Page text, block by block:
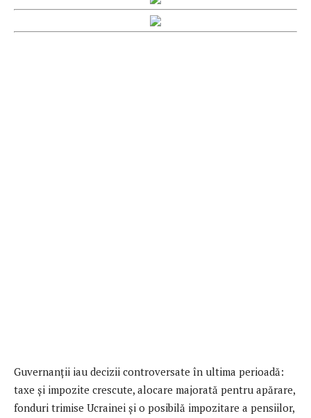
Guvernanții iau decizii controversate în ultima perioadă:
taxe și impozite crescute, alocare majorată pentru apărare,
fonduri trimise Ucrainei și o posibilă impozitare a pensiilor,